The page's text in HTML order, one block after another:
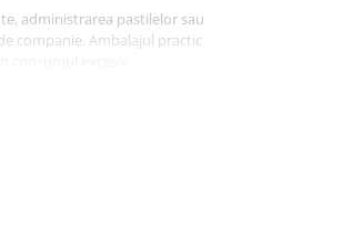
administrarea pastilelor sau
companie. Ambalajul practic
Pisică
Ton și